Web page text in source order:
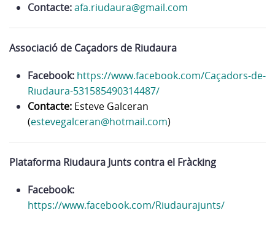
Contacte:afa.riudaura@gmail.com
Associació de Caçadors de Riudaura
Facebook: https://www.facebook.com/Caçadors-de-
Riudaura-531585490314487/
Contacte: Esteve Galceran
(estevegalceran@hotmail.com)
Plataforma Riudaura Junts contra el Fràcking
Facebook:
https://www.facebook.com/Riudaurajunts/